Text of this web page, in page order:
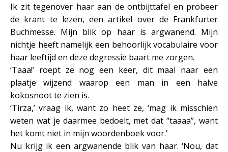
Ik zit tegenover haar aan de ontbijttafel en probeer
de krant te lezen, een artikel over de Frankfurter
Buchmesse. Mijn blik op haar is argwanend. Mijn
nichtje heeft namelijk een behoorlijk vocabulaire voor
haar leeftijd en deze degressie baart me zorgen.
‘Taaa!’ roept ze nog een keer, dit maal naar een
plaatje wijzend waarop een man in een halve
kokosnoot te zien is.
‘Tirza,’ vraag ik, want zo heet ze, ‘mag ik misschien
weten wat je daarmee bedoelt, met dat “taaaa”, want
het komt niet in mijn woordenboek voor.’
Nu krijg ik een argwanende blik van haar. ‘Nou, dat